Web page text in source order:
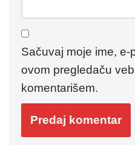
Sačuvaj moje ime, e-
ovom pregledaču
komentarišem.